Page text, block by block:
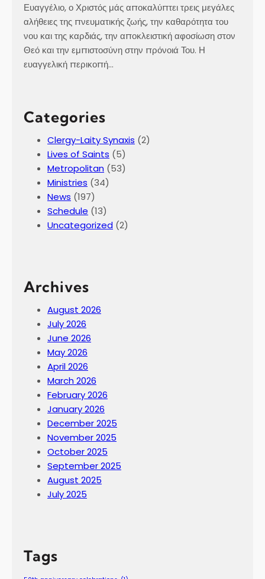
Ευαγγέλιο, ο Χριστός μάς αποκαλύπτει τρεις μεγάλες
αλήθειες της πνευματικής ζωής, την καθαρότητα του
νου και της καρδιάς, την αποκλειστική αφοσίωση στον
Θεό και την εμπιστοσύνη στην πρόνοιά Του. Η
ευαγγελική περικοπή…
Categories
Clergy-Laity Synaxis (2)
Lives of Saints (5)
Metropolitan (53)
Ministries (34)
News (197)
Schedule (13)
Uncategorized (2)
Archives
August 2026
July 2026
June 2026
May 2026
April 2026
March 2026
February 2026
January 2026
December 2025
November 2025
October 2025
September 2025
August 2025
July 2025
Tags